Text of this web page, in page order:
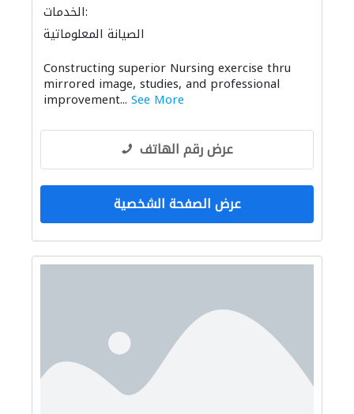
الخدمات:
الصيانة المعلوماتية
Constructing superior Nursing exercise thru
mirrored image, studies, and professional
improvement... See More
عرض رقم الهاتف
عرض الصفحة الشخصية